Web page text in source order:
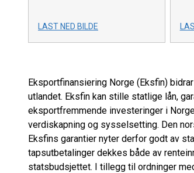
LAST NED BILDE
Eksportfinansiering Norge (Eksfin)
utlandet. Eksfin kan stille statlige lån,
eksportfremmende investeringer i
verdiskapning og sysselsetting. Den
Eksfins garantier nyter derfor godt av
tapsutbetalinger dekkes både av
statsbudsjettet. I tillegg til ordninger